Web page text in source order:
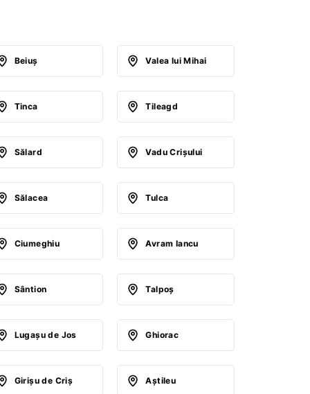
Beiuş Valea lui Mihai
Tinca Tileagd
Sălard Vadu Crişului
Sălacea Tulca
Ciumeghiu Avram Iancu
Sântion Talpoş
Lugaşu de Jos Ghiorac
Girişu de Criş Aştileu